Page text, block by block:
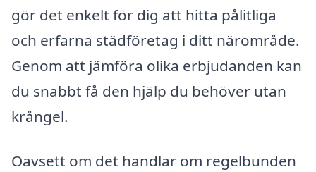
gör det enkelt för dig att hitta pålitliga
och erfarna städföretag i ditt närområde.
Genom att jämföra olika erbjudanden kan
du snabbt få den hjälp du behöver utan
krångel.
Oavsett om det handlar om regelbunden